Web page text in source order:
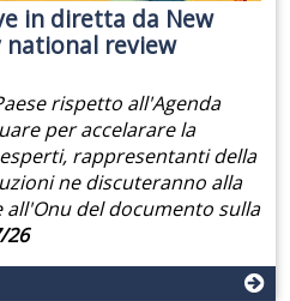
in diretta da New
national review
rispetto all'Agenda
per accelarare la
rappresentanti della
ne discuteranno alla
del documento sulla
26